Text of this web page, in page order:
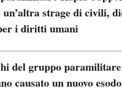
strage di civili,
i diritti umani
del gruppo
causato un nuovo